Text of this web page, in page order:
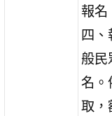
報名
四
般民
名。
取，